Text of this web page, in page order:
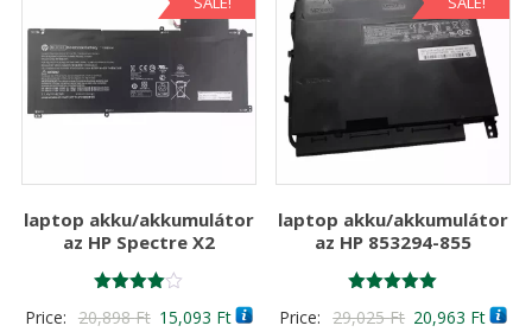
laptop akku/akkumulátor
az HP Spectre X2
4.00
Price: 20,898Ft Original
15,093 FtCurrent
laptop akku/akkumulátor
az HP 853294-855
5.00
Price: 29,025Ft Original
20,963 Ft